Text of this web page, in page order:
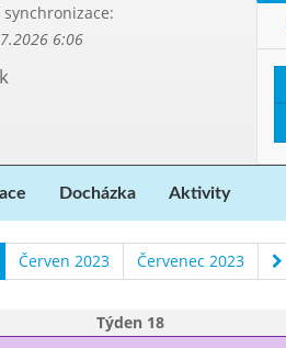
synchronizace:
6:06
Docházka Aktivity
Červen 2023 Červenec 2023
Týden 18